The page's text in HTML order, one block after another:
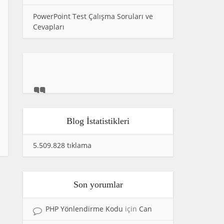
PowerPoint Test Çalışma Soruları ve
Cevapları
Blog İstatistikleri
5.509.828 tıklama
Son yorumlar
PHP Yönlendirme Kodu için Can